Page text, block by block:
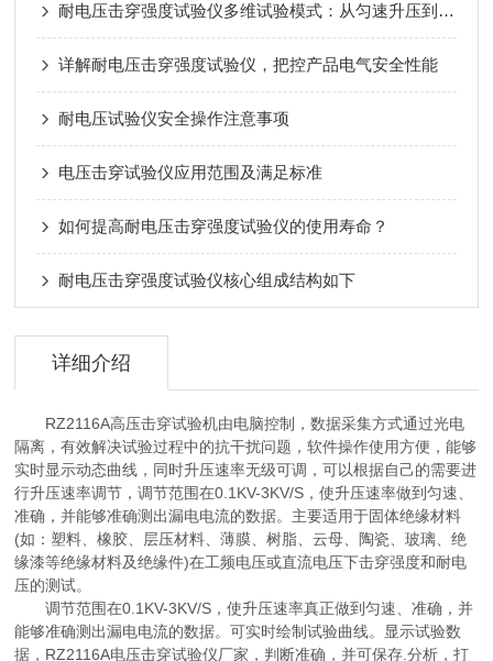
耐电压击穿强度试验仪多维试验模式：从匀速升压到耐压试验
详解耐电压击穿强度试验仪，把控产品电气安全性能
耐电压试验仪安全操作注意事项
电压击穿试验仪应用范围及满足标准
如何提高耐电压击穿强度试验仪的使用寿命？
耐电压击穿强度试验仪核心组成结构如下
详细介绍
RZ2116A高压击穿试验机由电脑控制，数据采集方式通过光电
隔离，有效解决试验过程中的抗干扰问题，软件操作使用方便，能够
实时显示动态曲线，同时升压速率无级可调，可以根据自己的需要进
行升压速率调节，调节范围在0.1KV-3KV/S，使升压速率做到匀速、
准确，并能够准确测出漏电电流的数据。主要适用于固体绝缘材料
(如：塑料、橡胶、层压材料、薄膜、树脂、云母、陶瓷、玻璃、绝
缘漆等绝缘材料及绝缘件)在工频电压或直流电压下击穿强度和耐电
压的测试。
调节范围在0.1KV-3KV/S，使升压速率真正做到匀速、准确，并
能够准确测出漏电电流的数据。可实时绘制试验曲线。显示试验数
据，RZ2116A电压击穿试验仪厂家，判断准确，并可保存.分析，打